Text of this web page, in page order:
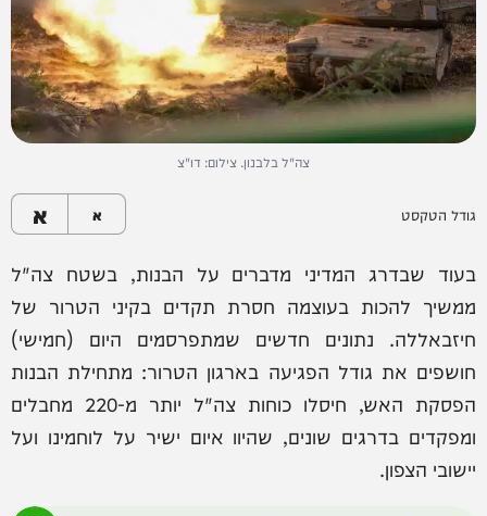
צה"ל בלבנון. צילום: דו"צ
גודל הטקסט א א
בעוד שבדרג המדיני מדברים על הבנות, בשטח צה"ל
ממשיך להכות בעוצמה חסרת תקדים בקיני הטרור של
חיזבאללה. נתונים חדשים שמתפרסמים היום (חמישי)
חושפים את גודל הפגיעה בארגון הטרור: מתחילת הבנות
הפסקת האש, חיסלו כוחות צה"ל יותר מ-220 מחבלים
ומפקדים בדרגים שונים, שהיוו איום ישיר על לוחמינו ועל
יישובי הצפון.